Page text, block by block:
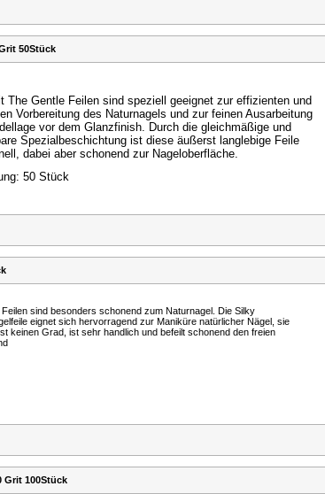
50Stück
The Gentle Feilen sind speziell geeignet zur effizienten und
Vorbereitung des Naturnagels und zur feinen Ausarbeitung
vor dem Glanzfinish. Durch die gleichmäßige und
Spezialbeschichtung ist diese äußerst langlebige Feile
dabei aber schonend zur Nageloberfläche.
50 Stück
sind besonders schonend zum Naturnagel. Die Silky
eignet sich hervorragend zur Maniküre natürlicher Nägel, sie
keinen Grad, ist sehr handlich und befeilt schonend den freien
Grit 100Stück